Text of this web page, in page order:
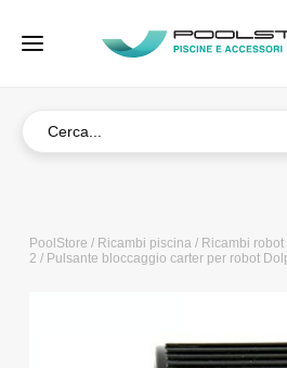
PoolStore / Ricambi piscina/ Ricambi
2 / Pulsante bloccaggio carter per robot